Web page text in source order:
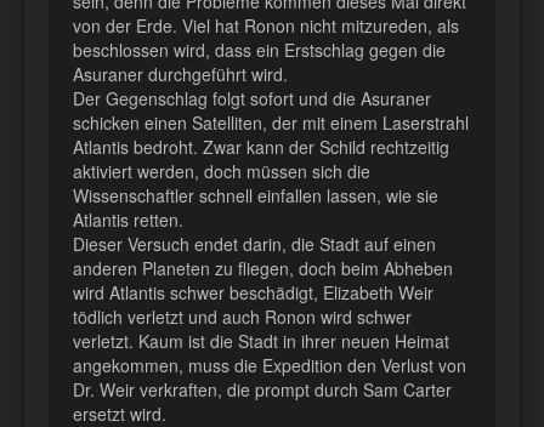
von der Erde. Viel hat Ronon nicht mitzureden, als
beschlossen wird, dass ein Erstschlag gegen die
Asuraner durchgeführt wird.
Der Gegenschlag folgt sofort und die Asuraner
schicken einen Satelliten, der mit einem Laserstrahl
Atlantis bedroht. Zwar kann der Schild rechtzeitig
aktiviert werden, doch müssen sich die
Wissenschaftler schnell einfallen lassen, wie sie
Atlantis retten.
Dieser Versuch endet darin, die Stadt auf einen
anderen Planeten zu fliegen, doch beim Abheben
wird Atlantis schwer beschädigt, Elizabeth Weir
tödlich verletzt und auch Ronon wird schwer
verletzt. Kaum ist die Stadt in ihrer neuen Heimat
angekommen, muss die Expedition den Verlust von
Dr. Weir verkraften, die prompt durch Sam Carter
ersetzt wird.